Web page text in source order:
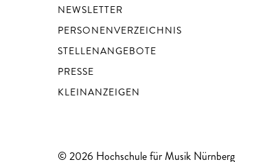
NEWSLETTER
PERSONENVERZEICHNIS
STELLENANGEBOTE
PRESSE
KLEINANZEIGEN
© 2026 Hochschule für Musik Nürnberg